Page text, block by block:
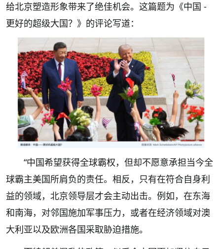
给北京塑造形象带来了绝佳机会。这篇题为《中国 -
更好的超级大国？》的评论写道：
“中国希望获得全球霸权，但却不愿意承担当今全
球霸主美国所肩负的责任。相反，只有在符合自身利
益的领域，北京领导层才会主动出击。例如，在东海
和南海，对邻国施加军事压力，或者在经济领域对澳
大利亚以及欧洲各国采取胁迫措施。